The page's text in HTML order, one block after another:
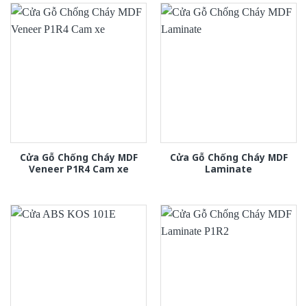
Cửa Gỗ Chống Cháy MDF
Veneer P1R4 Cam xe
Cửa Gỗ Chống Cháy MDF
Laminate